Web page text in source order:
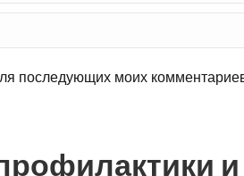
последующих моих